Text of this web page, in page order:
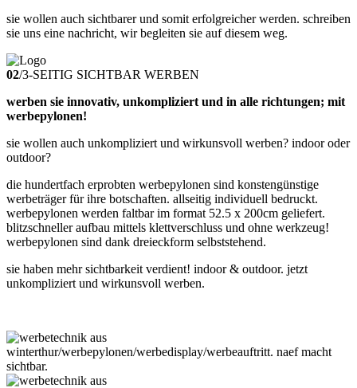
sie wollen auch sichtbarer und somit erfolgreicher werden. schreiben
sie uns eine nachricht, wir begleiten sie auf diesem weg.
02/3-SEITIG SICHTBAR WERBEN
werben sie innovativ, unkompliziert und in alle richtungen; mit
werbepylonen!
sie wollen auch unkompliziert und wirkunsvoll werben? indoor oder
outdoor?
die hundertfach erprobten werbepylonen sind konstengünstige
werbeträger für ihre botschaften. allseitig individuell bedruckt.
werbepylonen werden faltbar im format 52.5 x 200cm geliefert.
blitzschneller aufbau mittels klettverschluss und ohne werkzeug!
werbepylonen sind dank dreieckform selbststehend.
sie haben mehr sichtbarkeit verdient! indoor & outdoor. jetzt
unkompliziert und wirkunsvoll werben.